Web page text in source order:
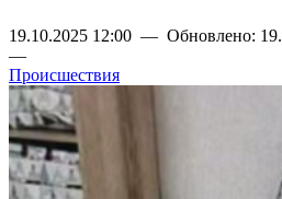
19.10.2025 12:00 — Обновлено:
—
Происшествия